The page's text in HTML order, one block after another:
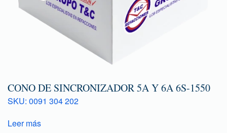
CONO DE SINCRONIZADOR 5A Y 6A 6S-1550
SKU: 0091 304 202
Leer más